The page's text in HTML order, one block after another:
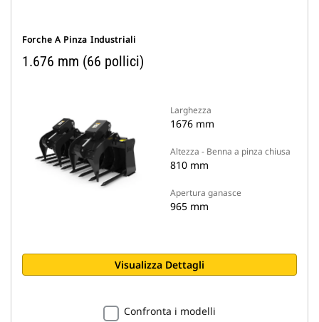
Forche A Pinza Industriali
1.676 mm (66 pollici)
Larghezza
1676 mm
Altezza - Benna a pinza chiusa
810 mm
Apertura ganasce
965 mm
Visualizza Dettagli
Confronta i modelli